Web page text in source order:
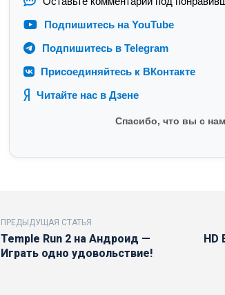
Подпишитесь на YouTube
Подпишитесь в Telegram
Присоединяйтесь к ВКонтакте
Читайте нас в Дзене
Спасибо, что вы с
ПРЕДЫДУЩАЯ СТАТЬЯ
Temple Run 2 на Андроид —
Играть одно удовольствие!
HD